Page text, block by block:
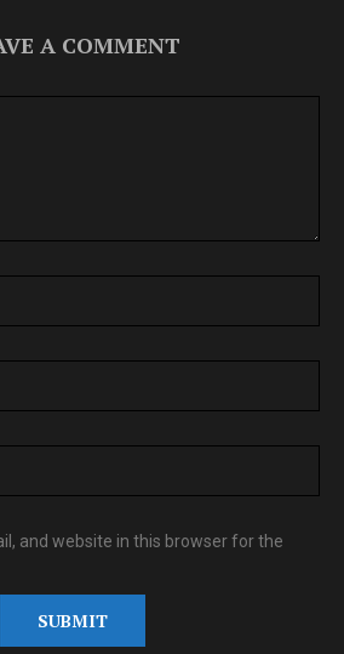
A COMMENT
and website in this browser for the